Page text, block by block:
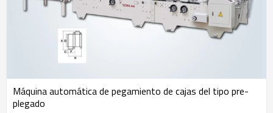
Máquina automática de pegamiento de cajas del tipo pre-
plegado